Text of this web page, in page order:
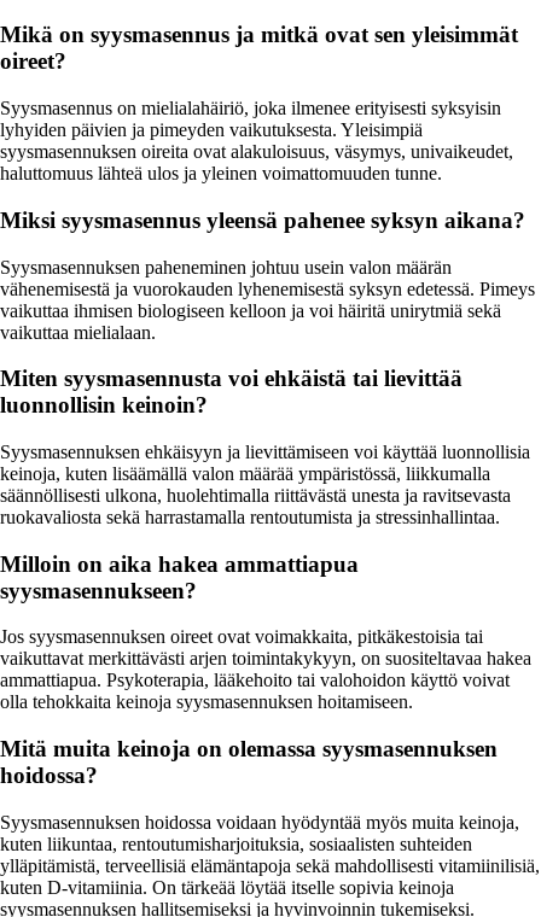
Mikä on syysmasennus ja mitkä ovat sen yleisimmät
oireet?
Syysmasennus on mielialahäiriö, joka ilmenee erityisesti syksyisin
lyhyiden päivien ja pimeyden vaikutuksesta. Yleisimpiä
syysmasennuksen oireita ovat alakuloisuus, väsymys, univaikeudet,
haluttomuus lähteä ulos ja yleinen voimattomuuden tunne.
Miksi syysmasennus yleensä pahenee syksyn aikana?
Syysmasennuksen paheneminen johtuu usein valon määrän
vähenemisestä ja vuorokauden lyhenemisestä syksyn edetessä. Pimeys
vaikuttaa ihmisen biologiseen kelloon ja voi häiritä unirytmiä sekä
vaikuttaa mielialaan.
Miten syysmasennusta voi ehkäistä tai lievittää
luonnollisin keinoin?
Syysmasennuksen ehkäisyyn ja lievittämiseen voi käyttää luonnollisia
keinoja, kuten lisäämällä valon määrää ympäristössä, liikkumalla
säännöllisesti ulkona, huolehtimalla riittävästä unesta ja ravitsevasta
ruokavaliosta sekä harrastamalla rentoutumista ja stressinhallintaa.
Milloin on aika hakea ammattiapua
syysmasennukseen?
Jos syysmasennuksen oireet ovat voimakkaita, pitkäkestoisia tai
vaikuttavat merkittävästi arjen toimintakykyyn, on suositeltavaa hakea
ammattiapua. Psykoterapia, lääkehoito tai valohoidon käyttö voivat
olla tehokkaita keinoja syysmasennuksen hoitamiseen.
Mitä muita keinoja on olemassa syysmasennuksen
hoidossa?
Syysmasennuksen hoidossa voidaan hyödyntää myös muita keinoja,
kuten liikuntaa, rentoutumisharjoituksia, sosiaalisten suhteiden
ylläpitämistä, terveellisiä elämäntapoja sekä mahdollisesti vitamiinilisiä,
kuten D-vitamiinia. On tärkeää löytää itselle sopivia keinoja
syysmasennuksen hallitsemiseksi ja hyvinvoinnin tukemiseksi.